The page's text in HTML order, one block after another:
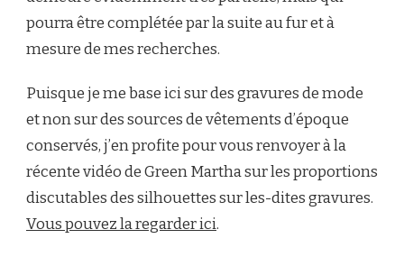
pourra être complétée par la suite au fur et à
mesure de mes recherches.
Puisque je me base ici sur des gravures de mode
et non sur des sources de vêtements d’époque
conservés, j’en profite pour vous renvoyer à la
récente vidéo de Green Martha sur les proportions
discutables des silhouettes sur les-dites gravures.
Vous pouvez la regarder ici.